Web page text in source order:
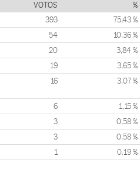
VOTOS %
393 75,43 %
54 10,36 %
20 3,84 %
19 3,65 %
16 3,07 %
6 1,15 %
3 0,58 %
3 0,58 %
1 0,19 %